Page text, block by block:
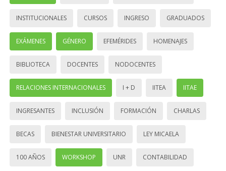
INSTITUCIONALES CURSOS INGRESO GRADUADOS
EXÁMENES GÉNERO EFEMÉRIDES HOMENAJES
BIBLIOTECA DOCENTES NODOCENTES
RELACIONES INTERNACIONALES I + D IITEA IITAE
INGRESANTES INCLUSIÓN FORMACIÓN CHARLAS
BECAS BIENESTAR UNIVERSITARIO LEY MICAELA
100 AÑOS WORKSHOP UNR CONTABILIDAD